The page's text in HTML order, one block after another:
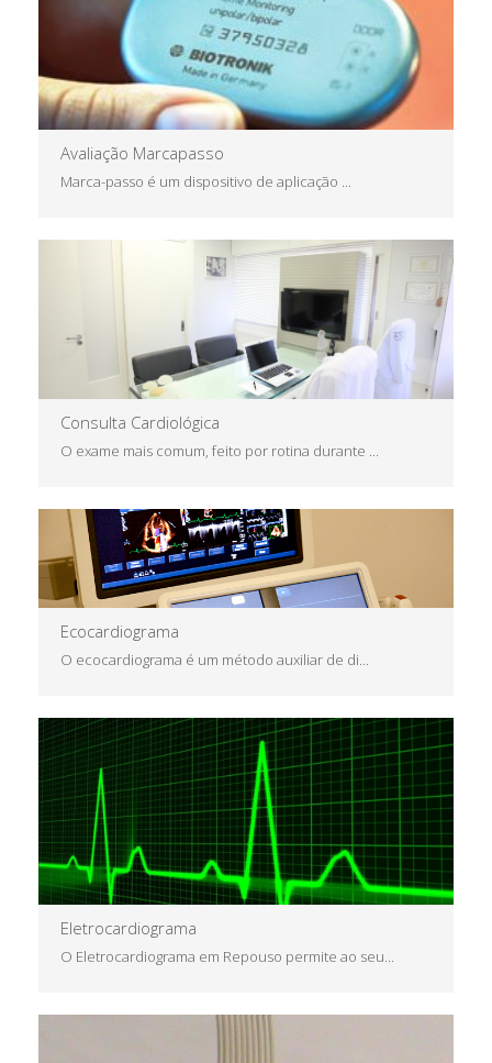
Avaliação Marcapasso
Marca-passo é um dispositivo de aplicação ...
Saiba Mais
Consulta Cardiológica
O exame mais comum, feito por rotina durante ...
Saiba Mais
Ecocardiograma
O ecocardiograma é um método auxiliar de di...
Saiba Mais
Eletrocardiograma
O Eletrocardiograma em Repouso permite ao seu...